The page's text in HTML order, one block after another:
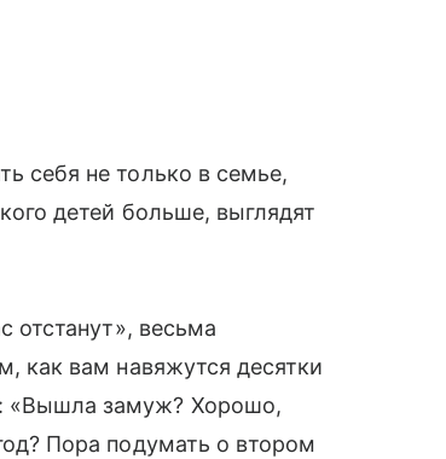
себя не только в семье,
детей больше, выглядят
отстанут», весьма
как вам навяжутся десятки
«Вышла замуж? Хорошо,
Пора подумать о втором